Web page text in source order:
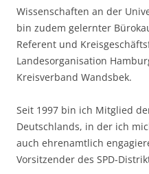
Wissenschaften an der
bin zudem gelernter
Referent und
Landesorganisation
Kreisverband Wandsbek.
Seit 1997 bin ich Mitglied
Deutschlands, in der ich
auch ehrenamtlich
Vorsitzender des SPD-